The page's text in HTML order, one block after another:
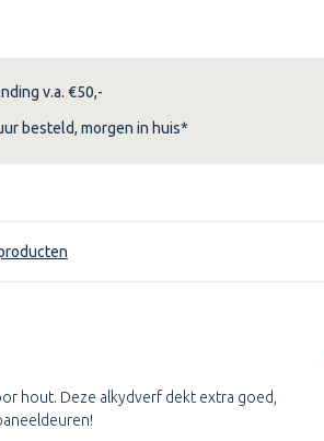
v.a. €50,-
besteld, morgen in huis*
hout. Deze alkydverf dekt extra goed,